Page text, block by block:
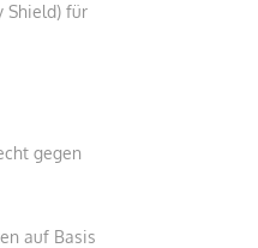
Shield) für
gegen
auf Basis